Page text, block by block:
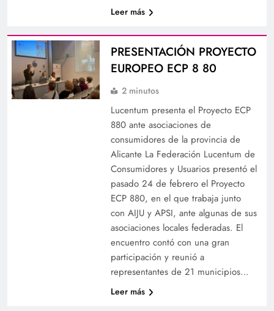
Leer más
PRESENTACIÓN PROYECTO
EUROPEO ECP 8 80
2 minutos
Lucentum presenta el Proyecto ECP
880 ante asociaciones de
consumidores de la provincia de
Alicante La Federación Lucentum de
Consumidores y Usuarios presentó el
pasado 24 de febrero el Proyecto
ECP 880, en el que trabaja junto
con AIJU y APSI, ante algunas de sus
asociaciones locales federadas. El
encuentro contó con una gran
participación y reunió a
representantes de 21 municipios…
Leer más